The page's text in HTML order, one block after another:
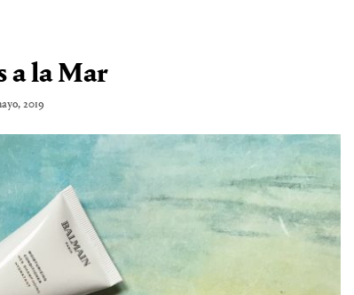
a la Mar
2019